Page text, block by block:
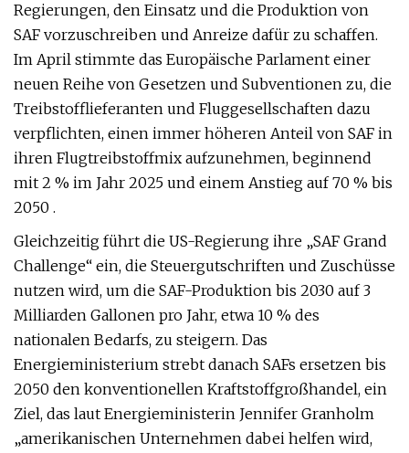
Regierungen, den Einsatz und die Produktion von
SAF vorzuschreiben und Anreize dafür zu schaffen.
Im April stimmte das Europäische Parlament einer
neuen Reihe von Gesetzen und Subventionen zu, die
Treibstofflieferanten und Fluggesellschaften dazu
verpflichten, einen immer höheren Anteil von SAF in
ihren Flugtreibstoffmix aufzunehmen, beginnend
mit 2 % im Jahr 2025 und einem Anstieg auf 70 % bis
2050 .
Gleichzeitig führt die US-Regierung ihre „SAF Grand
Challenge“ ein, die Steuergutschriften und Zuschüsse
nutzen wird, um die SAF-Produktion bis 2030 auf 3
Milliarden Gallonen pro Jahr, etwa 10 % des
nationalen Bedarfs, zu steigern. Das
Energieministerium strebt danach SAFs ersetzen bis
2050 den konventionellen Kraftstoffgroßhandel, ein
Ziel, das laut Energieministerin Jennifer Granholm
„amerikanischen Unternehmen dabei helfen wird,